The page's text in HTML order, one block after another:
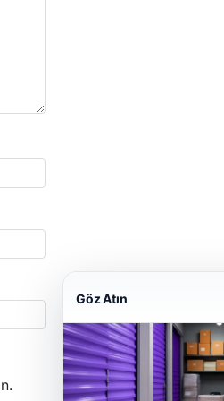
Göz Atın